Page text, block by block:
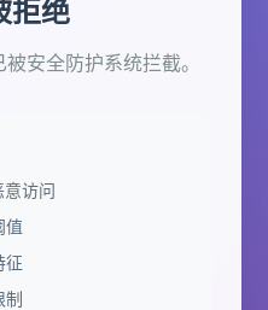
拒绝
安全防护系统拦截。
访问
值
征
制